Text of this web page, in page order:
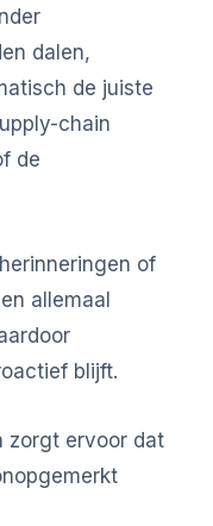
dalen,
de juiste
chain
de
of
allemaal
blijft.
zorgt ervoor dat